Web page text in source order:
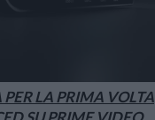
LA PRIMA VOLTA